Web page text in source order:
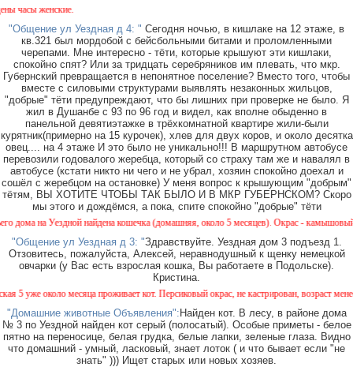
женские.
"Общение ул Уездная д 4: " Сегодня ночью, в кишлаке на 12 этаже, в
кв.321 был мордобой с бейсбольными битами и проломленными
черепами. Мне интересно - тёти, которые крышуют эти кишлаки,
спокойно спят? Или за тридцать серебряников им плевать, что мкр.
Губернский превращается в непонятное поселение? Вместо того, чтобы
вместе с силовыми структурами выявлять незаконных жильцов,
"добрые" тёти предупреждают, что бы лишних при проверке не было. Я
жил в Душанбе с 93 по 96 год и видел, как вполне обыденно в
панельной девятиэтажке в трёхкомнатной квартире жили-были
курятник(примерно на 15 курочек), хлев для двух коров, и около десятка
овец.... на 4 этаже И это было не уникально!!! В маршрутном автобусе
перевозили годовалого жеребца, который со страху там же и навалял в
автобусе (кстати никто ни чего и не убрал, хозяин спокойно доехал и
сошёл с жеребцом на остановке) У меня вопрос к крышующим "добрым"
тётям, ВЫ ХОТИТЕ ЧТОБЫ ТАК БЫЛО И В МКР ГУБЕРНСКОМ? Скоро
мы этого и дождёмся, а пока, спите спокойно "добрые" тёти
на Уездной найдена кошечка (домашняя, около 5 месяцев). Окрас - камышовый, на
"Общение ул Уездная д 3: "Здравствуйте. Уездная дом 3 подъезд 1.
Отзовитесь, пожалуйста, Алексей, неравнодушный к щенку немецкой
овчарки (у Вас есть взрослая кошка, Вы работаете в Подольске).
Кристина.
около месяца проживает кот. Персиковый окрас, не кастрирован, возраст менее
"Домашние животные Объявления": Найден кот. В лесу, в районе дома
№ 3 по Уездной найден кот серый (полосатый). Особые приметы - белое
пятно на переносице, белая грудка, белые лапки, зеленые глаза. Видно
что домашний - умный, ласковый, знает лоток ( и что бывает если "не
знать" ))) Ищет старых или новых хозяев.